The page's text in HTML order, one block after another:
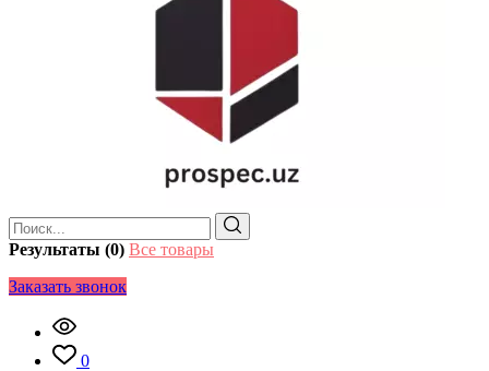
Результаты (0) Все товары
Заказать звонок
0